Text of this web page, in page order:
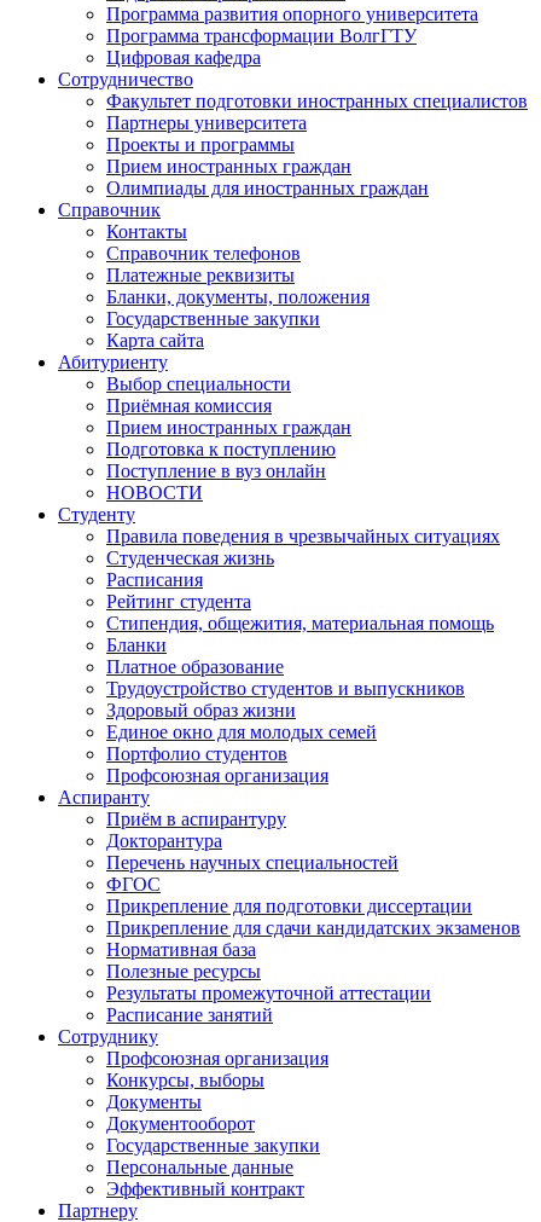
Программа развития опорного университета
Программа трансформации ВолгГТУ
Цифровая кафедра
Сотрудничество
Факультет подготовки иностранных специалистов
Партнеры университета
Проекты и программы
Прием иностранных граждан
Олимпиады для иностранных граждан
Справочник
Контакты
Справочник телефонов
Платежные реквизиты
Бланки, документы, положения
Государственные закупки
Карта сайта
Абитуриенту
Выбор специальности
Приёмная комиссия
Прием иностранных граждан
Подготовка к поступлению
Поступление в вуз онлайн
НОВОСТИ
Студенту
Правила поведения в чрезвычайных ситуациях
Студенческая жизнь
Расписания
Рейтинг студента
Стипендия, общежития, материальная помощь
Бланки
Платное образование
Трудоустройство студентов и выпускников
Здоровый образ жизни
Единое окно для молодых семей
Портфолио студентов
Профсоюзная организация
Аспиранту
Приём в аспирантуру
Докторантура
Перечень научных специальностей
ФГОС
Прикрепление для подготовки диссертации
Прикрепление для сдачи кандидатских экзаменов
Нормативная база
Полезные ресурсы
Результаты промежуточной аттестации
Расписание занятий
Сотруднику
Профсоюзная организация
Конкурсы, выборы
Документы
Документооборот
Государственные закупки
Персональные данные
Эффективный контракт
Партнеру